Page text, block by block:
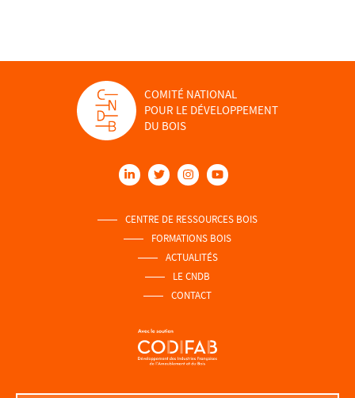
COMITÉ NATIONAL
POUR LE DÉVELOPPEMENT
DU BOIS
CENTRE DE RESSOURCES BOIS
FORMATIONS BOIS
ACTUALITÉS
LE CNDB
CONTACT